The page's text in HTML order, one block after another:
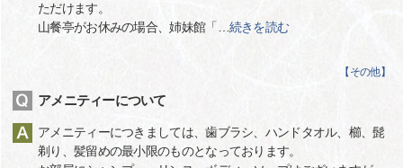
ただけます。
山餐亭がお休みの場合、姉妹館「…続きを読む
【 その他】
アメニティーについて
アメニティーにつきましては、歯ブラシ、ハンドタオル、櫛、髭
剃り、髪留めの最小限のものとなっております。